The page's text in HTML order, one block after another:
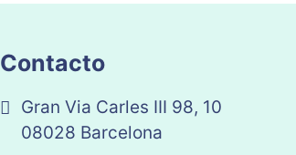
Contacto
Gran Via Carles III 98, 10
08028 Barcelona